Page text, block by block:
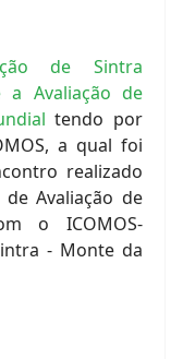
de Sintra
a Avaliação de
tendo por
a qual foi
realizado
de Avaliação de
o ICOMOS-
- Monte da